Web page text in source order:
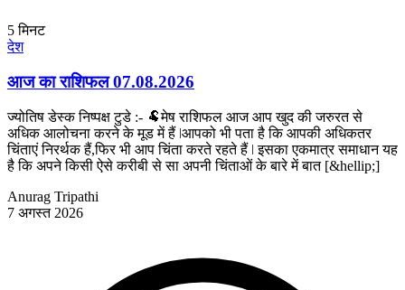
5मिनट
देश
आज का राशिफल 07.08.2026
ज्योतिष डेस्क निष्पक्ष टुडे :- 🐏मेष राशिफल आज आप खुद की जरुरत से
अधिक आलोचना करने के मूड में हैं ǀआपको भी पता है कि आपकी अधिकतर
चिंताएं निरर्थक हैं,फिर भी आप चिंता करते रहते हैं ǀ इसका एकमात्र समाधान यह
है कि अपने किसी ऐसे करीबी से सा अपनी चिंताओं के बारे में बात [&hellip;]
Anurag Tripathi
7 अगस्त 2026